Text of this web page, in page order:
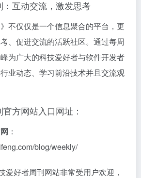
互动交流，激发思考
不仅仅是一个信息聚合的平台，更
、促进交流的活跃社区。通过每周
为广大的科技爱好者与软件开发者
业动态、学习前沿技术并且交流观
方网站入口网址：
：
blog/weekly/
爱好者周刊网站非常受用户欢迎，